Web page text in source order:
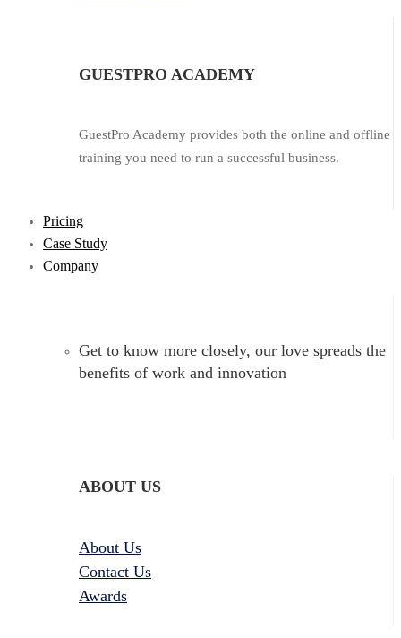
GUESTPRO ACADEMY
GuestPro Academy provides both the online and offline
training you need to run a successful business.
Pricing
Case Study
Company
Get to know more closely, our love spreads the
benefits of work and innovation
ABOUT US
About Us
Contact Us
Awards